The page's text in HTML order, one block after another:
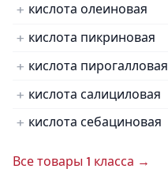
кислота олеиновая
кислота пикриновая
кислота пирогалловая
кислота салициловая
кислота себациновая
Все товары 1 класса →